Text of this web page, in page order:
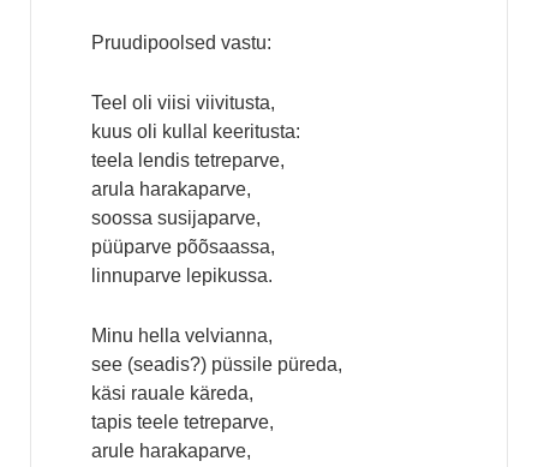
Pruudipoolsed vastu:
Teel oli viisi viivitusta,
kuus oli kullal keeritusta:
teela lendis tetreparve,
arula harakaparve,
soossa susijaparve,
püüparve põõsaassa,
linnuparve lepikussa.
Minu hella velvianna,
see (seadis?) püssile püreda,
käsi rauale käreda,
tapis teele tetreparve,
arule harakaparve,